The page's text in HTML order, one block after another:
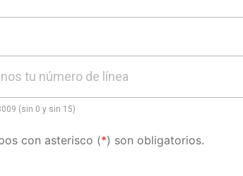
tu número de línea
(sin 0 y sin 15)
con asterisco (*) son obligatorios.